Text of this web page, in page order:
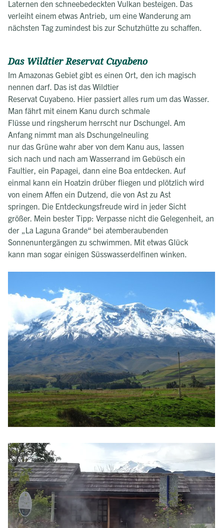
Laternen den schneebedeckten Vulkan besteigen. Das
verleiht einem etwas Antrieb, um eine Wanderung am
nächsten Tag zumindest bis zur Schutzhütte zu schaffen.
Das Wildtier Reservat Cuyabeno
Im Amazonas Gebiet gibt es einen Ort, den ich magisch
nennen darf. Das ist das Wildtier
Reservat Cuyabeno. Hier passiert alles rum um das Wasser.
Man fährt mit einem Kanu durch schmale
Flüsse und ringsherum herrscht nur Dschungel. Am
Anfang nimmt man als Dschungelneuling
nur das Grüne wahr aber von dem Kanu aus, lassen
sich nach und nach am Wasserrand im Gebüsch ein
Faultier, ein Papagei, dann eine Boa entdecken. Auf
einmal kann ein Hoatzin drüber fliegen und plötzlich wird
von einem Affen ein Dutzend, die von Ast zu Ast
springen. Die Entdeckungsfreude wird in jeder Sicht
größer. Mein bester Tipp: Verpasse nicht die Gelegenheit, an
der „La Laguna Grande“ bei atemberaubenden
Sonnenuntergängen zu schwimmen. Mit etwas Glück
kann man sogar einigen Süsswasserdelfinen winken.